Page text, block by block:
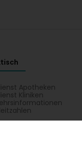
Apotheken
Kliniken